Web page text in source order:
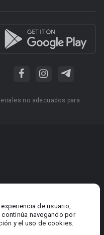
de usuario,
navegando por
y el uso de cookies.
no adecuados para